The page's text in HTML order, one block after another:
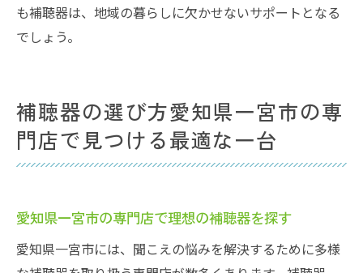
補聴器を通じて実現する愛知県一宮市の
も補聴器は、地域の暮らしに欠かせないサポートとなる
でしょう。
補聴器の選び方愛知県一宮市の専
門店で見つける最適な一台
愛知県一宮市の専門店で理想の補聴器を探す
愛知県一宮市には、聞こえの悩みを解決するために多様